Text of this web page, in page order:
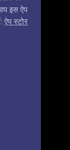
इस ऐप
ऐप स्टोर